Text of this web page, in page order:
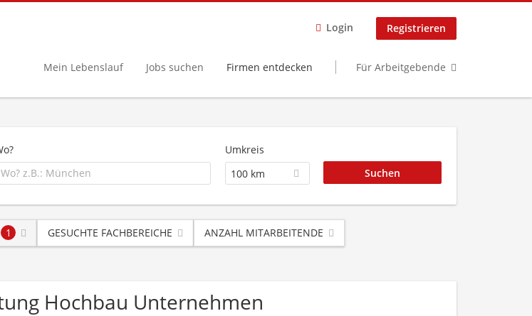
Login Registrieren
Mein Lebenslauf Jobs suchen Firmen entdecken Für Arbeitgebende
Umkreis
100 km
1 GESUCHTE FACHBEREICHE ANZAHL MITARBEITENDE
Hochbau Unternehmen